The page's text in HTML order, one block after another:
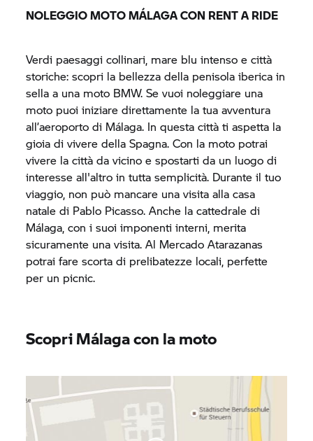
NOLEGGIO MOTO MÁLAGA CON RENT A RIDE
Verdi paesaggi collinari, mare blu intenso e città
storiche: scopri la bellezza della penisola iberica in
sella a una moto BMW. Se vuoi noleggiare una
moto puoi iniziare direttamente la tua avventura
all’aeroporto di Málaga. In questa città ti aspetta la
gioia di vivere della Spagna. Con la moto potrai
vivere la città da vicino e spostarti da un luogo di
interesse all'altro in tutta semplicità. Durante il tuo
viaggio, non può mancare una visita alla casa
natale di Pablo Picasso. Anche la cattedrale di
Málaga, con i suoi imponenti interni, merita
sicuramente una visita. Al Mercado Atarazanas
potrai fare scorta di prelibatezze locali, perfette
per un picnic.
Scopri Málaga con la moto